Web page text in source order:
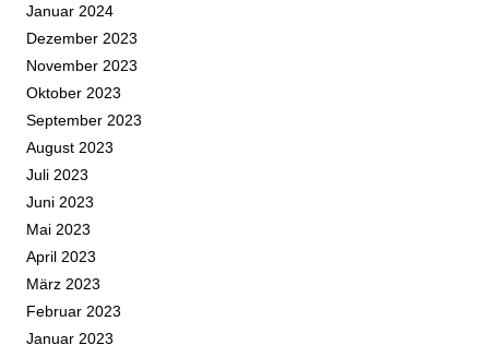
Januar 2024
Dezember 2023
November 2023
Oktober 2023
September 2023
August 2023
Juli 2023
Juni 2023
Mai 2023
April 2023
März 2023
Februar 2023
Januar 2023